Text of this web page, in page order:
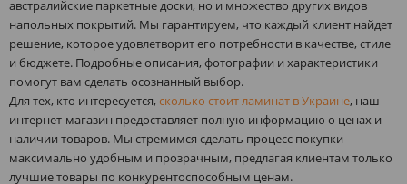
австралийские паркетные доски, но и множество других видов
напольных покрытий. Мы гарантируем, что каждый клиент найдет
решение, которое удовлетворит его потребности в качестве, стиле
и бюджете. Подробные описания, фотографии и характеристики
помогут вам сделать осознанный выбор.
Для тех, кто интересуется, сколько стоит ламинат в Украине, наш
интернет-магазин предоставляет полную информацию о ценах и
наличии товаров. Мы стремимся сделать процесс покупки
максимально удобным и прозрачным, предлагая клиентам только
лучшие товары по конкурентоспособным ценам.